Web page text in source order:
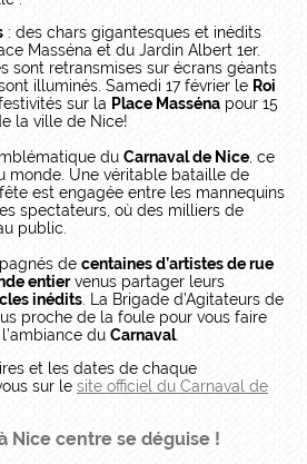
: des chars gigantesques et inédits
Masséna et du Jardin Albert 1er.
sont retransmises sur écrans géants
illuminés. Samedi 17 février le Roi
sur la Place Masséna pour 15
la ville de Nice!
du Carnaval de Nice , ce
monde. Une véritable bataille de
est engagée entre les mannequins
spectateurs, où des milliers de
public.
de centaines d’artistes de rue
entiervenus partager leurs
inédits . La Brigade d’Agitateurs de
proche de la foule pour vous faire
du Carnaval.
et les dates de chaque
sur le site officiel du Carnaval de
Nice centre se déguise !